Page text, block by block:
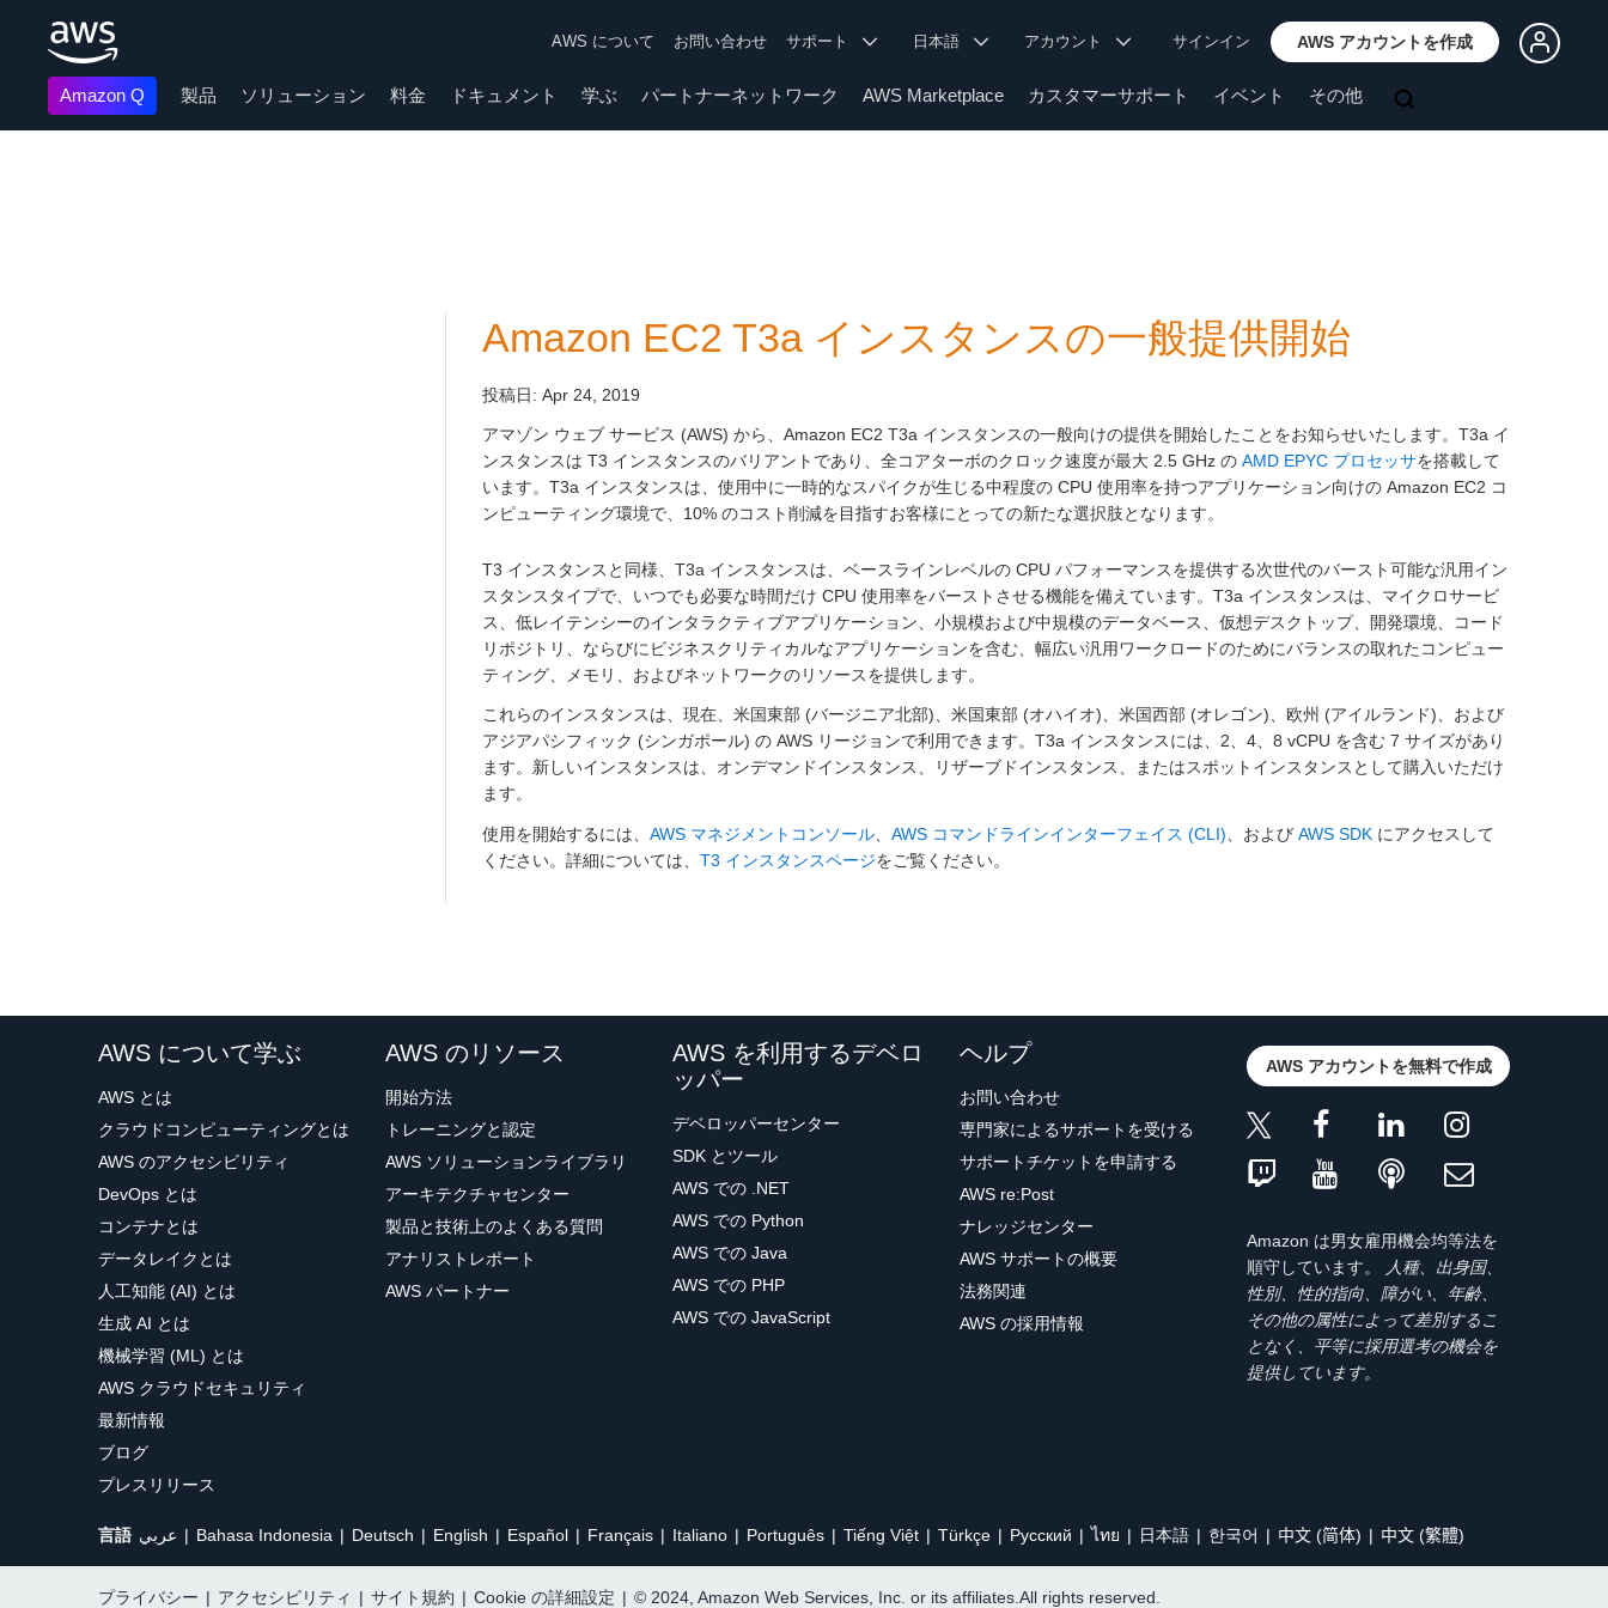
AWS について お問い合わせ サポート 日本語 アカウント サインイン AWS アカウントを作成
Amazon Q 製品 ソリューション 料金 ドキュメント 学ぶ パートナーネットワーク AWS Marketplace カスタマーサポート イベント その他
Amazon EC2 T3a インスタンスの一般提供開始
投稿日: Apr 24, 2019
アマゾン ウェブ サービス (AWS) から、Amazon EC2 T3a インスタンスの一般向けの提供を開始したことをお知らせいたします。T3a イ
ンスタンスは T3 インスタンスのバリアントであり、全コアターボのクロック速度が最大 2.5 GHz の AMD EPYC プロセッサを搭載して
います。T3a インスタンスは、使用中に一時的なスパイクが生じる中程度の CPU 使用率を持つアプリケーション向けの Amazon EC2 コ
ンピューティング環境で、10% のコスト削減を目指すお客様にとっての新たな選択肢となります。
T3 インスタンスと同様、T3a インスタンスは、ベースラインレベルの CPU パフォーマンスを提供する次世代のバースト可能な汎用イン
スタンスタイプで、いつでも必要な時間だけ CPU 使用率をバーストさせる機能を備えています。T3a インスタンスは、マイクロサービ
ス、低レイテンシーのインタラクティブアプリケーション、小規模および中規模のデータベース、仮想デスクトップ、開発環境、コード
リポジトリ、ならびにビジネスクリティカルなアプリケーションを含む、幅広い汎用ワークロードのためにバランスの取れたコンピュー
ティング、メモリ、およびネットワークのリソースを提供します。
これらのインスタンスは、現在、米国東部 (バージニア北部)、米国東部 (オハイオ)、米国西部 (オレゴン)、欧州 (アイルランド)、および
アジアパシフィック (シンガポール) の AWS リージョンで利用できます。T3a インスタンスには、2、4、8 vCPU を含む 7 サイズがあり
ます。新しいインスタンスは、オンデマンドインスタンス、リザーブドインスタンス、またはスポットインスタンスとして購入いただけ
ます。
使用を開始するには、 AWS マネジメントコンソール AWS コマンドラインインターフェイス (CLI) 、および AWS SDK にアクセスして
ください。詳細については、 T3 インスタンスページをご覧ください。
AWS について学ぶ
AWS とは
クラウドコンピューティングとは
AWS のアクセシビリティ
DevOps とは
コンテナとは
データレイクとは
人工知能 (AI) とは
生成 AI とは
機械学習 (ML) とは
AWS クラウドセキュリティ
最新情報
ブログ
プレスリリース
AWS のリソース
開始方法
トレーニングと認定
AWS ソリューションライブラリ
アーキテクチャセンター
製品と技術上のよくある質問
アナリストレポート
AWS パートナー
AWS を利用するデベロ
ッパー
デベロッパーセンター
SDK とツール
AWS での .NET
AWS での Python
AWS での Java
AWS での PHP
AWS での JavaScript
ヘルプ
お問い合わせ
専門家によるサポートを受ける
サポートチケットを申請する
AWS re:Post
ナレッジセンター
AWS サポートの概要
法務関連
AWS の採用情報
AWS アカウントを無料で作成
Amazon は男女雇用機会均等法を
順守しています。
人種、出身国、
性別、性的指向、障がい、年齢、
その他の属性によって差別するこ
となく、平等に採用選考の機会を
提供しています。
言語 عربي Bahasa Indonesia Deutsch English Español Français Italiano Português Tiếng Việt Türkçe Ρусский ไทย 日本語 한국어 中文 (简体) 中文 (繁體)
プライバシー | アクセシビリティ | サイト規約 | Cookie の詳細設定 | © 2024, Amazon Web Services, Inc. or its affiliates.All rights reserved.